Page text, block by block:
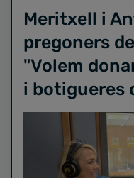
Meritxell i
pregoners
"Volem
i botigueres